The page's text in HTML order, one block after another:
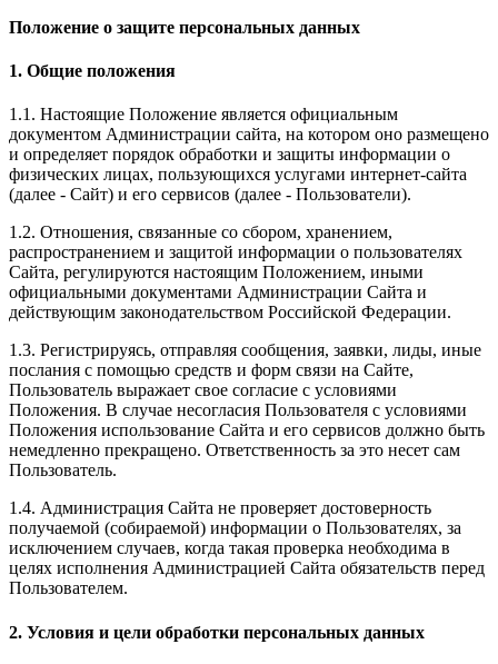
Положение о защите персональных данных
1. Общие положения
1.1. Настоящие Положение является официальным
документом Администрации сайта, на котором оно размещено
и определяет порядок обработки и защиты информации о
физических лицах, пользующихся услугами интернет-сайта
(далее - Сайт) и его сервисов (далее - Пользователи).
1.2. Отношения, связанные со сбором, хранением,
распространением и защитой информации о пользователях
Сайта, регулируются настоящим Положением, иными
официальными документами Администрации Сайта и
действующим законодательством Российской Федерации.
1.3. Регистрируясь, отправляя сообщения, заявки, лиды, иные
послания с помощью средств и форм связи на Сайте,
Пользователь выражает свое согласие с условиями
Положения. В случае несогласия Пользователя с условиями
Положения использование Сайта и его сервисов должно быть
немедленно прекращено. Ответственность за это несет сам
Пользователь.
1.4. Администрация Сайта не проверяет достоверность
получаемой (собираемой) информации о Пользователях, за
исключением случаев, когда такая проверка необходима в
целях исполнения Администрацией Сайта обязательств перед
Пользователем.
2. Условия и цели обработки персональных данных